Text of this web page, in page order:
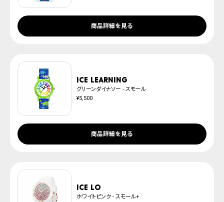
商品詳細を見る
ICE learning
グリーンダイナソー - スモール
¥5,500
商品詳細を見る
ICE lo
ホワイトピンク - スモール+